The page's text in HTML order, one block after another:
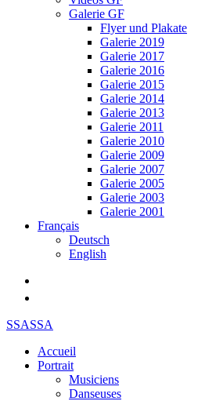
Galerie GF
Flyer und Plakate
Galerie 2019
Galerie 2017
Galerie 2016
Galerie 2015
Galerie 2014
Galerie 2013
Galerie 2011
Galerie 2010
Galerie 2009
Galerie 2007
Galerie 2005
Galerie 2003
Galerie 2001
Français
Deutsch
English
SSASSA
Accueil
Portrait
Musiciens
Danseuses